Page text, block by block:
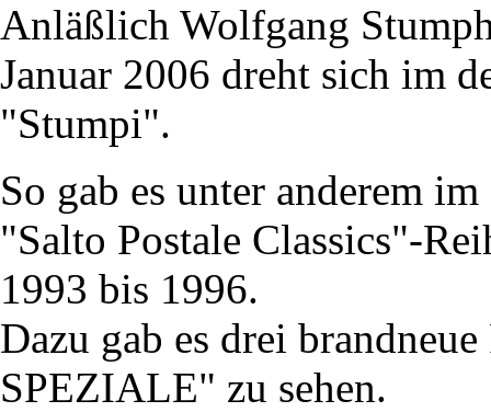
Anläßlich Wolfgang
Januar 2006 dreht sich im
"Stumpi".
So gab es unter anderem
"Salto Postale Classics"-
1993 bis 1996.
Dazu gab es drei
SPEZIALE" zu sehen.